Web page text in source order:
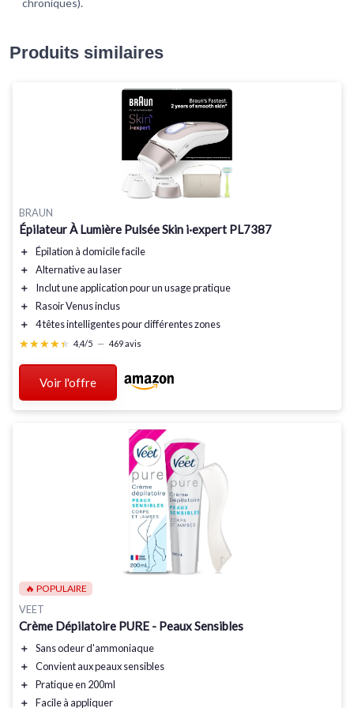
chroniques).
Produits similaires
BRAUN
Épilateur À Lumière Pulsée Skin i·expert PL7387
＋
Épilation à domicile facile
＋
Alternative au laser
＋
Inclut uneapplicationpour un usage pratique
＋
RasoirVenusinclus
＋
4 têtesintelligentespour différentes zones
★★★★★
★★★★★ 4,4/5 — 469 avis
Voir l'offre
🔥 POPULAIRE
VEET
Crème Dépilatoire PURE - Peaux Sensibles
＋ Sans odeurd'ammoniaque
＋
Convient auxpeaux sensibles
＋
Pratique en 200ml
＋
Facile à appliquer